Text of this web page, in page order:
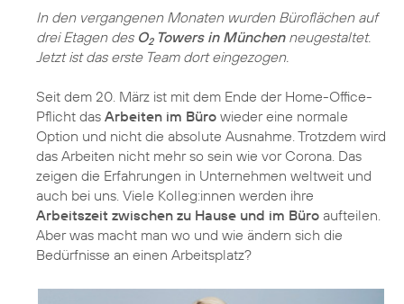
In den vergangenen Monaten wurden Büroflächen auf
drei Etagen des O2Towers in Münchenneugestaltet.
Jetzt ist das erste Team dort eingezogen.
Seit dem 20. März ist mit dem Ende der Home-Office-
Pflicht das Arbeiten im Büro wieder eine normale
Option und nicht die absolute Ausnahme. Trotzdem wird
das Arbeiten nicht mehr so sein wie vor Corona. Das
zeigen die Erfahrungen in Unternehmen weltweit und
auch bei uns. Viele Kolleg:innen werden ihre
Arbeitszeit zwischen zu Hause und im Büro aufteilen.
Aber was macht man wo und wie ändern sich die
Bedürfnisse an einen Arbeitsplatz?